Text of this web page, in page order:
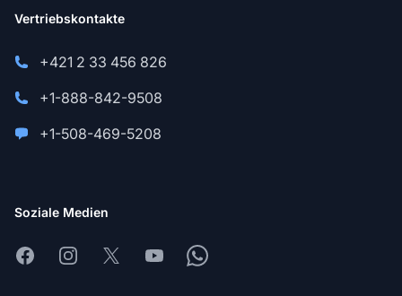
Vertriebskontakte
+421 2 33 456 826
+1-888-842-9508
+1-508-469-5208
Soziale Medien
FacebookInstagram
X YoutubeWhatsapp